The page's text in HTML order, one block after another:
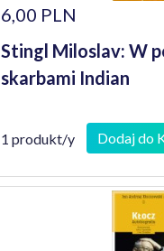
6,00 PLN
Stingl Miloslav: W
skarbami Indian
1 produkt/y Dodaj do